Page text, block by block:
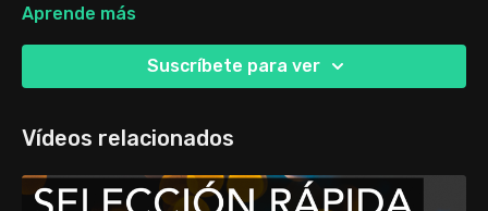
Aprende más
Suscríbete para ver
Vídeos relacionados